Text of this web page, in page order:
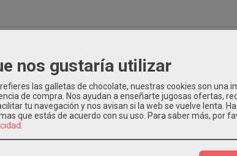
nos gustaría utilizar
las galletas de chocolate, nuestras cookies son una
de compra. Nos ayudan a enseñarte jugosas ofertas,
tu navegación y nos avisan si la web se vuelve lenta.
que estás de acuerdo con su uso. Para saber más, por
.